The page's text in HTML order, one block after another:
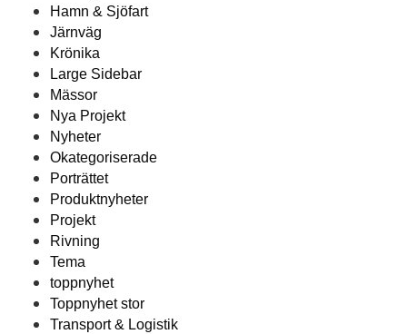
Hamn & Sjöfart
Järnväg
Krönika
Large Sidebar
Mässor
Nya Projekt
Nyheter
Okategoriserade
Porträttet
Produktnyheter
Projekt
Rivning
Tema
toppnyhet
Toppnyhet stor
Transport & Logistik